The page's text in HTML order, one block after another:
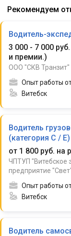
Рекомендуем
Водитель-
3 000 - 7 000
и премии.)
ООО "СКВ Транзит"
Опыт работы
Витебск
Водитель
(категория С / E)
от 1 800 руб. на
ЧПТУП "Витебское
предприятие
Опыт работы
Витебск
Водитель